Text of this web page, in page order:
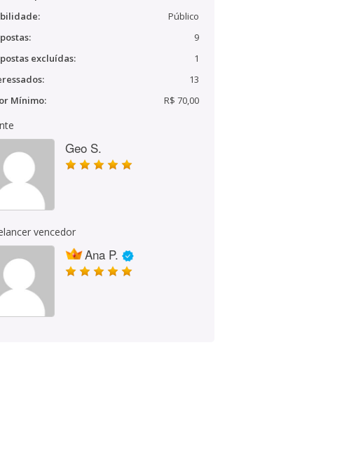
Público
9
excluídas:
1
13
Mínimo:
R$ 70,00
Geo S.
vencedor
Ana P.